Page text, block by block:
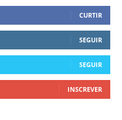
CURTIR
SEGUIR
SEGUIR
INSCREVER